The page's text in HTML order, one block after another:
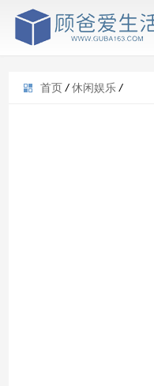
首页 / 休闲娱乐 /